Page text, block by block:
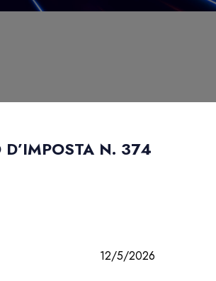
D’IMPOSTA N. 374
12/5/2026